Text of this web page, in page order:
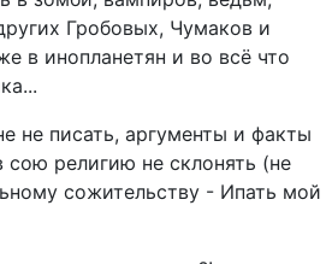
Гробовых, Чумаков и
в инопланетян и во всё что
не писать, аргументы и факты
сою религию не склонять (не
сожительству - Ипать мой